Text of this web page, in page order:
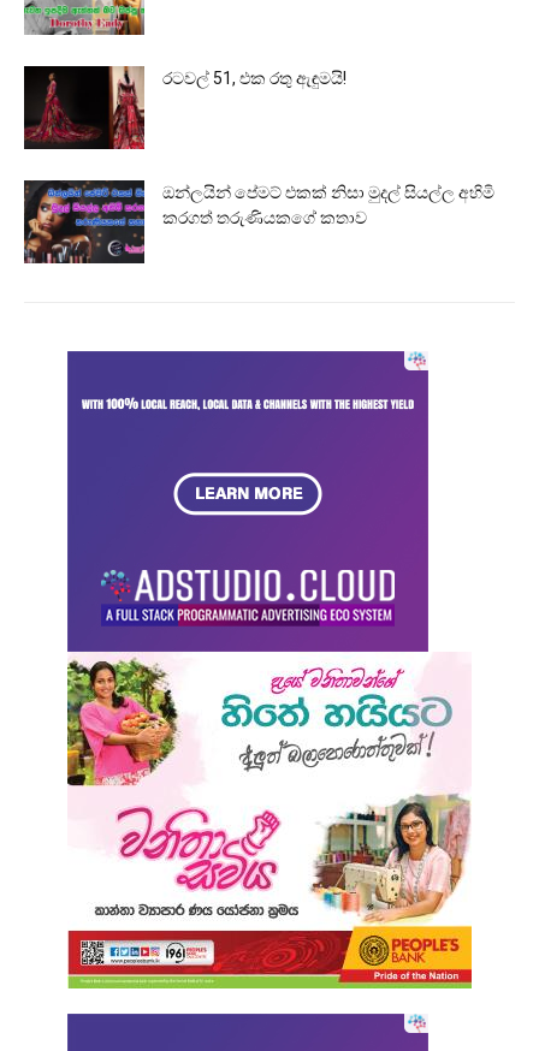
රටවල් 51, එක රතු ඇඳුමයි!
ඔන්ලයින් පේමට් එකක් නිසා මුදල් සියල්ල අහිමි
කරගත් තරුණියකගේ කතාව